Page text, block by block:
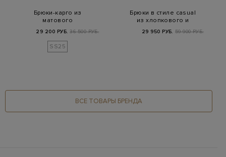
Брюки-карго из
матового
нейлона Flatt с…
29 200 РУБ. 36 500 РУБ.
SS25
Брюки в стиле casual
из хлопкового и
29 950 РУБ. 59 900 РУБ.
ВСЕ ТОВАРЫ БРЕНДА